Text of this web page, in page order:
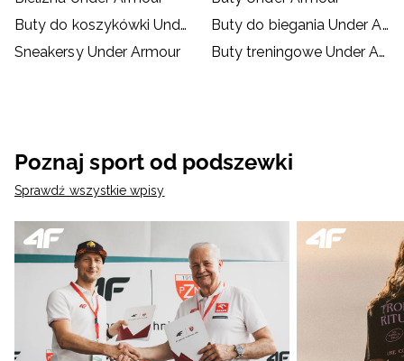
Buty do koszykówki Under Armour
Buty do biegania Under Armour
Sneakersy Under Armour
Buty treningowe Under Armour
Poznaj sport od podszewki
Sprawdź wszystkie wpisy